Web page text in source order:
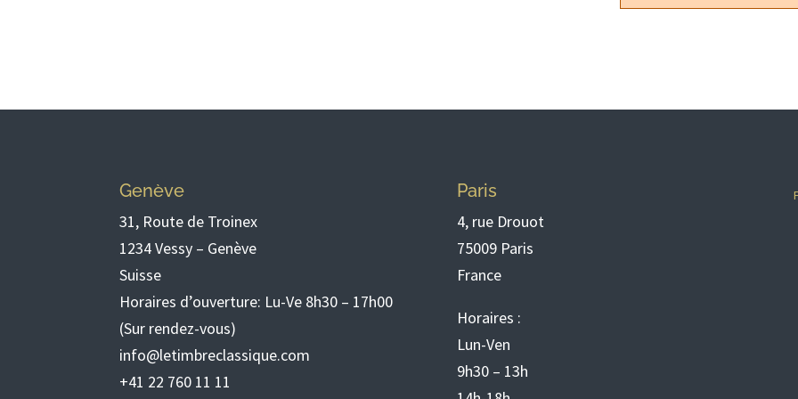
Genève
31, Route de Troinex
1234 Vessy – Genève
Suisse
Horaires d’ouverture: Lu-Ve 8h30 – 17h00
(Sur rendez-vous)
info@letimbreclassique.com
+41 22 760 11 11
Paris
4, rue Drouot
75009 Paris
France
Horaires :
Lun-Ven
9h30 – 13h